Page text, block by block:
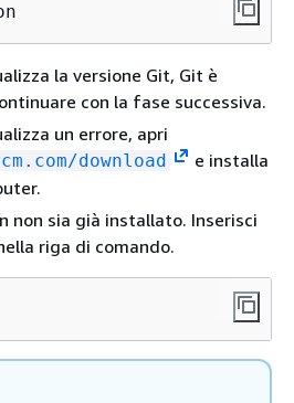
la versione Git, Git è
con la fase successiva.
un errore, apri
download
e installa
non sia già installato. Inserisci
riga di comando.